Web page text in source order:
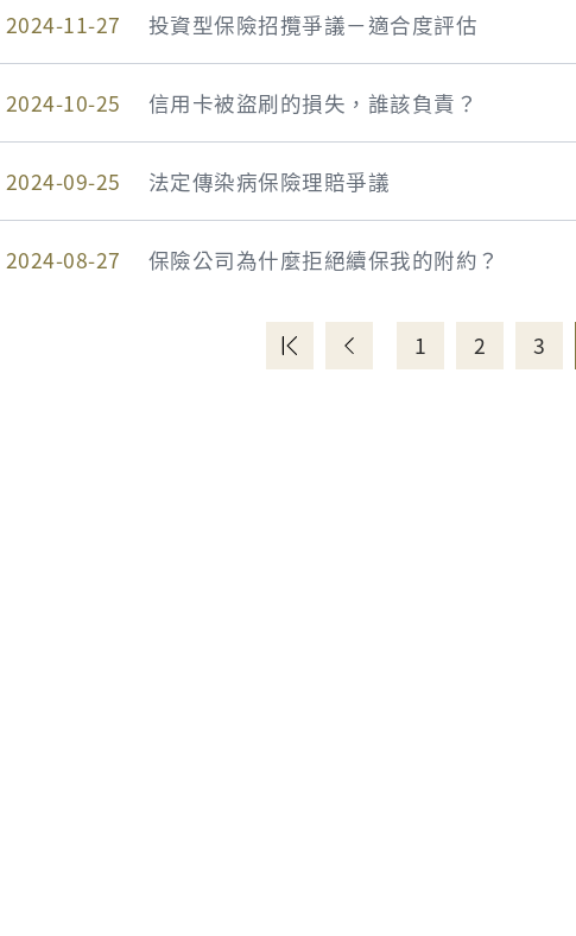
2024-11-27 投資型保險招攬爭議－適合度評估
2024-10-25 信用卡被盜刷的損失，誰該負責？
2024-09-25 法定傳染病保險理賠爭議
2024-08-27 保險公司為什麼拒絕續保我的附約？
1 2 3